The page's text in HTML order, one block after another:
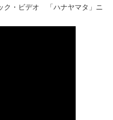
ク・ビデオ 「ハナヤマタ」ニ